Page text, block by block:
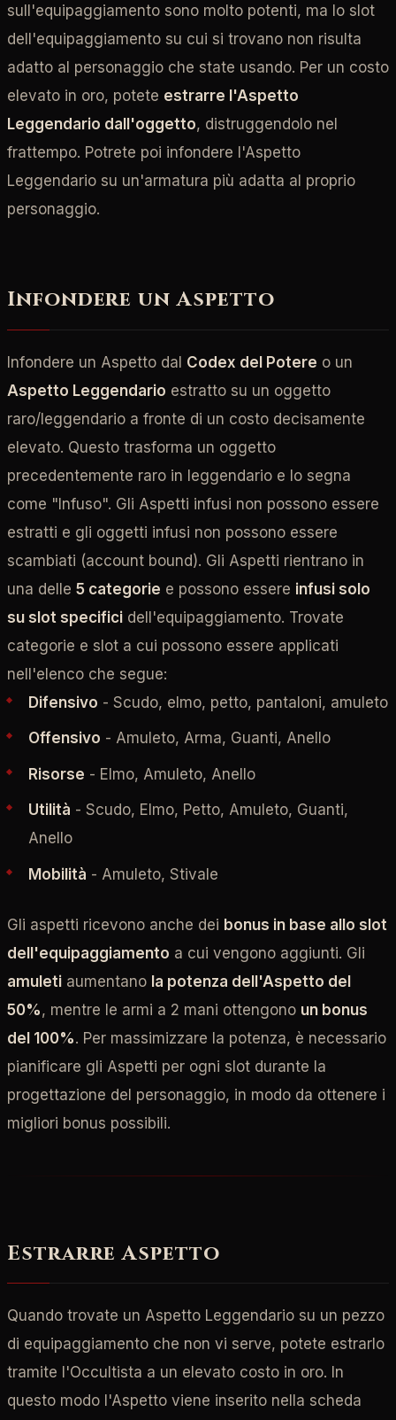
sull'equipaggiamento sono molto potenti, ma lo slot
dell'equipaggiamento su cui si trovano non risulta
adatto al personaggio che state usando. Per un costo
elevato in oro, potete estrarre l'Aspetto
Leggendario dall'oggetto, distruggendolo nel
frattempo. Potrete poi infondere l'Aspetto
Leggendario su un'armatura più adatta al proprio
personaggio.
Infondere un Aspetto
Infondere un Aspetto dal Codex del Potere o un
Aspetto Leggendario estratto su un oggetto
raro/leggendario a fronte di un costo decisamente
elevato. Questo trasforma un oggetto
precedentemente raro in leggendario e lo segna
come "Infuso". Gli Aspetti infusi non possono essere
estratti e gli oggetti infusi non possono essere
scambiati (account bound). Gli Aspetti rientrano in
una delle 5 categorie e possono essere infusi solo
su slot specifici dell'equipaggiamento. Trovate
categorie e slot a cui possono essere applicati
nell'elenco che segue:
Difensivo - Scudo, elmo, petto, pantaloni, amuleto
Offensivo - Amuleto, Arma, Guanti, Anello
Risorse - Elmo, Amuleto, Anello
Utilità - Scudo, Elmo, Petto, Amuleto, Guanti,
Anello
Mobilità - Amuleto, Stivale
Gli aspetti ricevono anche dei bonus in base allo slot
dell'equipaggiamento a cui vengono aggiunti. Gli
amuleti aumentano la potenza dell'Aspetto del
50%, mentre le armi a 2 mani ottengono un bonus
del 100%. Per massimizzare la potenza, è necessario
pianificare gli Aspetti per ogni slot durante la
progettazione del personaggio, in modo da ottenere i
migliori bonus possibili.
Estrarre Aspetto
Quando trovate un Aspetto Leggendario su un pezzo
di equipaggiamento che non vi serve, potete estrarlo
tramite l'Occultista a un elevato costo in oro. In
questo modo l'Aspetto viene inserito nella scheda